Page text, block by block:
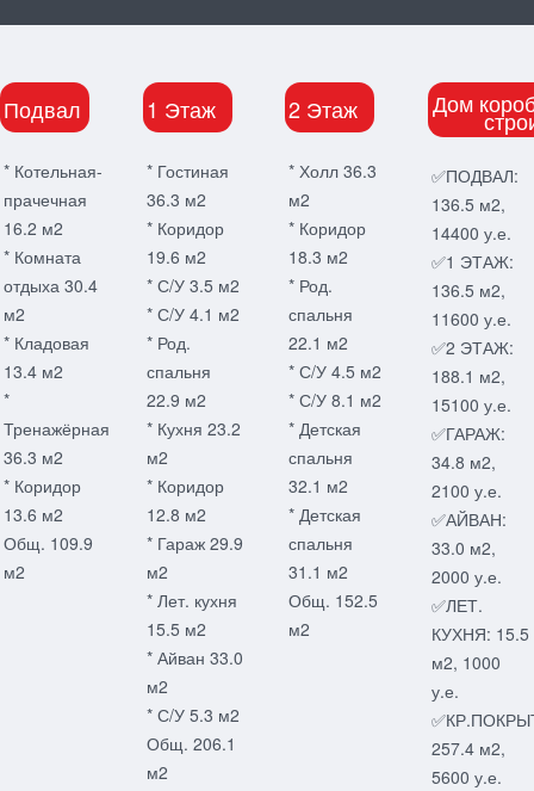
Подвал
* Котельная-
прачечная
16.2 м2
* Комната
отдыха 30.4
м2
* Кладовая
13.4 м2
*
Тренажёрная
36.3 м2
* Коридор
13.6 м2
Общ. 109.9
м2
1 Этаж
* Гостиная
36.3 м2
* Коридор
19.6 м2
* С/У 3.5 м2
* С/У 4.1 м2
* Род.
спальня
22.9 м2
* Кухня 23.2
м2
* Коридор
12.8 м2
* Гараж 29.9
м2
* Лет. кухня
15.5 м2
* Айван 33.0
м2
* С/У 5.3 м2
Общ. 206.1
м2
2 Этаж
* Холл 36.3
м2
* Коридор
18.3 м2
* Род.
спальня
22.1 м2
* С/У 4.5 м2
* С/У 8.1 м2
* Детская
спальня
32.1 м2
* Детская
спальня
31.1 м2
Общ. 152.5
м2
Дом
✅ПОДВАЛ:
136.5 м2,
14400 у.е.
✅1 ЭТАЖ:
136.5 м2,
11600 у.е.
✅2 ЭТАЖ:
188.1 м2,
15100 у.е.
✅ГАРАЖ:
34.8 м2,
2100 у.е.
✅АЙВАН:
33.0 м2,
2000 у.е.
✅ЛЕТ.
КУХНЯ: 15.5
м2, 1000
у.е.
257.4 м2,
5600 у.е.